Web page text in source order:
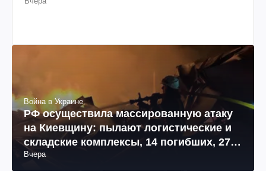
Война в Украине
РФ осуществила массированную атаку
на Киевщину: пылают логистические и
складские комплексы, 14 погибших, 27
раненых (фото, видео)
Вчера